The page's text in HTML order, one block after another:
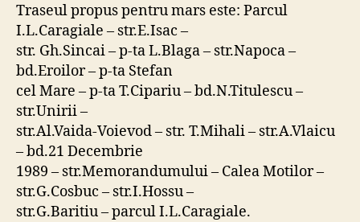
Traseul propus pentru mars este: Parcul
I.L.Caragiale – str.E.Isac –
str. Gh.Sincai – p-ta L.Blaga – str.Napoca –
bd.Eroilor – p-ta Stefan
cel Mare – p-ta T.Cipariu – bd.N.Titulescu –
str.Unirii –
str.Al.Vaida-Voievod – str. T.Mihali – str.A.Vlaicu
– bd.21 Decembrie
1989 – str.Memorandumului – Calea Motilor –
str.G.Cosbuc – str.I.Hossu –
str.G.Baritiu – parcul I.L.Caragiale.